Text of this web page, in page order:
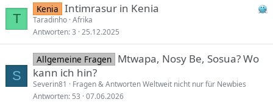
T
Kenia Intimrasur in Kenia
Taradinho Afrika
Antworten 3 25.12.2025
S
Allgemeine Fragen Mtwapa, Nosy Be, Sosua? Wo
kann ich hin?
Severin81
Fragen & Antworten Weltweit nicht nur für Newbies
Antworten 53 07.06.2026